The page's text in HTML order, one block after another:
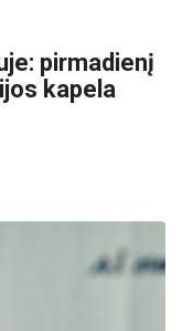
pirmadienį
kapela